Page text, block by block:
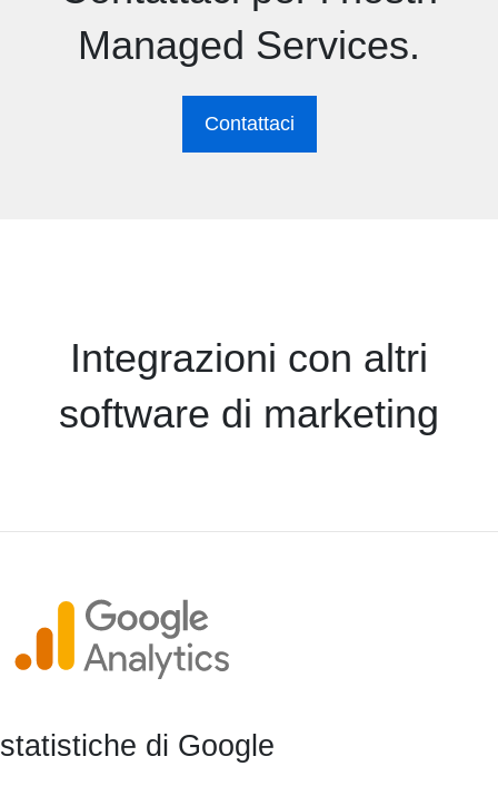
Managed Services.
Contattaci
Integrazioni con altri
software di marketing
statistiche di Google